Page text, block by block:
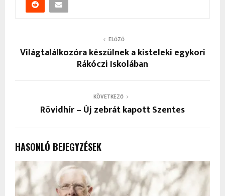
ELŐZŐ
Világtalálkozóra készülnek a kisteleki egykori
Rákóczi Iskolában
KÖVETKEZŐ
Rövidhír – Új zebrát kapott Szentes
HASONLÓ BEJEGYZÉSEK